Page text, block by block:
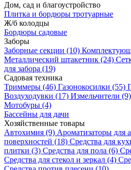
Дом, сад и благоустройство
Плитка и бордюры тротуарные
Ж/б колодцы
Бордюры садовые
Заборы
Заборные секции (10)
Металлический штакетник (24)
для забора (19)
Садовая техника
Триммеры (46) Газонокосилки (55)
Воздуходувки (17) Измельчители (9)
Мотобуры (4)
Бассейны для дачи
Хозяйственные товары
Автохимия (9) Ароматизаторы для
поверхностей (18) Средства для
плитки (3) Средства для пола (6)
Средства для стекол и зеркал (4)